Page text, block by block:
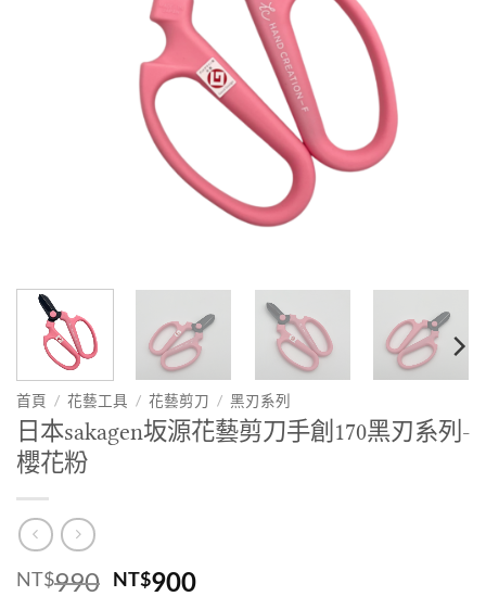
首頁 / 花藝工具 / 花藝剪刀 / 黑刃系列
日本sakagen坂源花藝剪刀手創170黑刃系列-
櫻花粉
NT$990 原
NT$900目